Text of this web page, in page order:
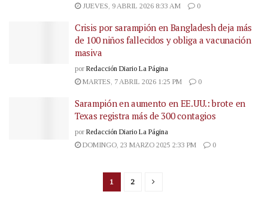
JUEVES, 9 ABRIL 2026 8:33 AM
0
Crisis por sarampión en Bangladesh deja más
de 100 niños fallecidos y obliga a vacunación
masiva
por Redacción Diario La Página
MARTES, 7 ABRIL 2026 1:25 PM
0
Sarampión en aumento en EE.UU.: brote en
Texas registra más de 300 contagios
por Redacción Diario La Página
DOMINGO, 23 MARZO 2025 2:33 PM
0
1 2